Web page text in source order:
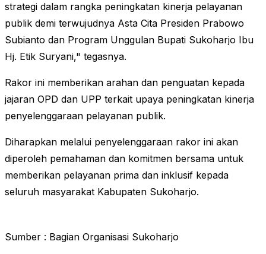
strategi dalam rangka peningkatan kinerja pelayanan
publik demi terwujudnya Asta Cita Presiden Prabowo
Subianto dan Program Unggulan Bupati Sukoharjo Ibu
Hj. Etik Suryani," tegasnya.
Rakor ini memberikan arahan dan penguatan kepada
jajaran OPD dan UPP terkait upaya peningkatan kinerja
penyelenggaraan pelayanan publik.
Diharapkan melalui penyelenggaraan rakor ini akan
diperoleh pemahaman dan komitmen bersama untuk
memberikan pelayanan prima dan inklusif kepada
seluruh masyarakat Kabupaten Sukoharjo.
Sumber : Bagian Organisasi Sukoharjo